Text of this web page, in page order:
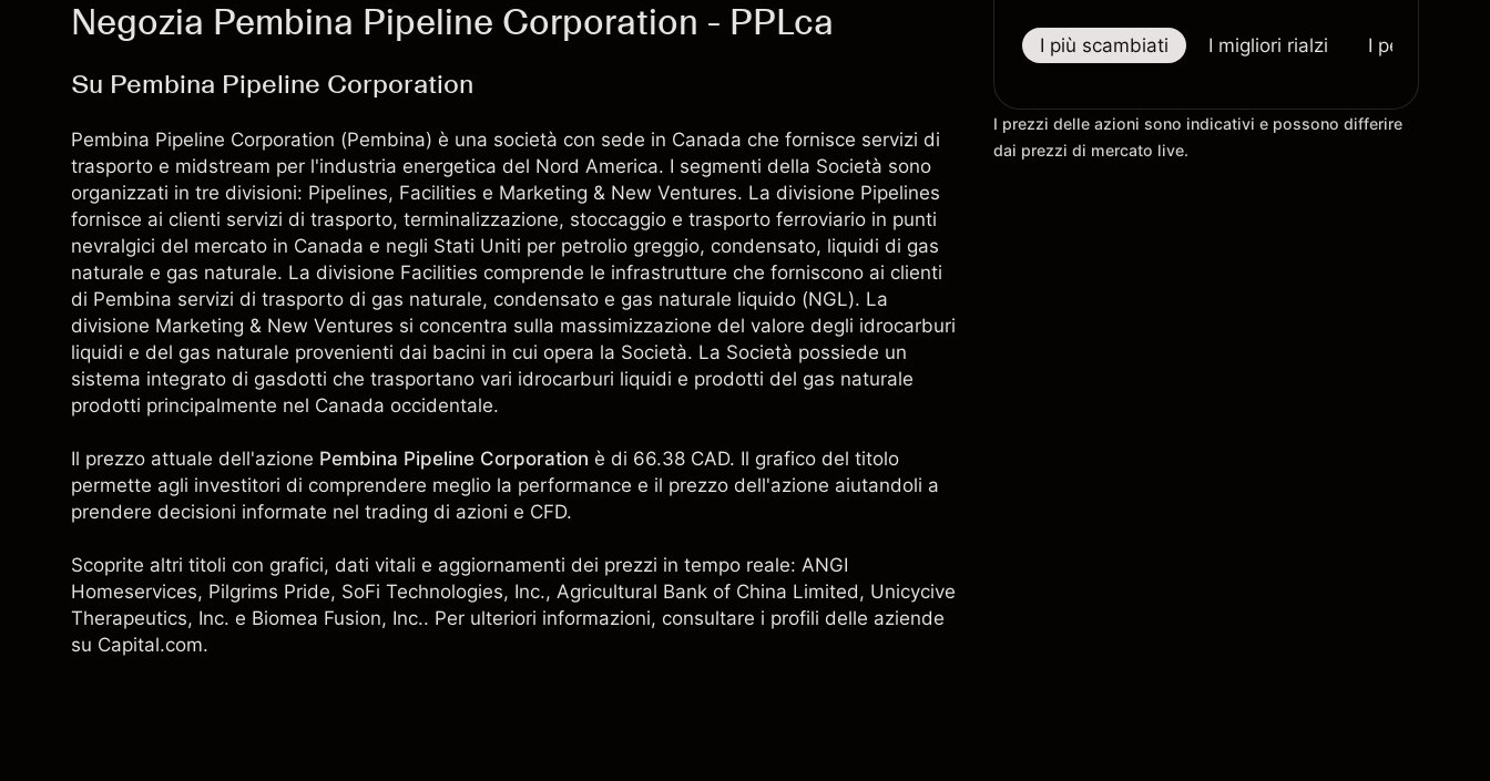
Negozia Pembina Pipeline Corporation - PPLca
Su Pembina Pipeline Corporation
Pembina Pipeline Corporation (Pembina) è una società con sede in Canada che fornisce servizi di
trasporto e midstream per l'industria energetica del Nord America. I segmenti della Società sono
organizzati in tre divisioni: Pipelines, Facilities e Marketing & New Ventures. La divisione Pipelines
fornisce ai clienti servizi di trasporto, terminalizzazione, stoccaggio e trasporto ferroviario in punti
nevralgici del mercato in Canada e negli Stati Uniti per petrolio greggio, condensato, liquidi di gas
naturale e gas naturale. La divisione Facilities comprende le infrastrutture che forniscono ai clienti
di Pembina servizi di trasporto di gas naturale, condensato e gas naturale liquido (NGL). La
divisione Marketing & New Ventures si concentra sulla massimizzazione del valore degli idrocarburi
liquidi e del gas naturale provenienti dai bacini in cui opera la Società. La Società possiede un
sistema integrato di gasdotti che trasportano vari idrocarburi liquidi e prodotti del gas naturale
prodotti principalmente nel Canada occidentale.
Il prezzo attuale dell'azione Pembina Pipeline Corporation è di 66.38 CAD. Il grafico del titolo
permette agli investitori di comprendere meglio la performance e il prezzo dell'azione aiutandoli a
prendere decisioni informate nel trading di azioni e CFD.
Scoprite altri titoli con grafici, dati vitali e aggiornamenti dei prezzi in tempo reale: ANGI
Homeservices, Pilgrims Pride, SoFi Technologies, Inc., Agricultural Bank of China Limited, Unicycive
Therapeutics, Inc. e Biomea Fusion, Inc.. Per ulteriori informazioni, consultare i profili delle aziende
su Capital.com.
I più scambiati I migliori rialzi I peggiori
I prezzi delle azioni sono indicativi e possono differire
dai prezzi di mercato live.